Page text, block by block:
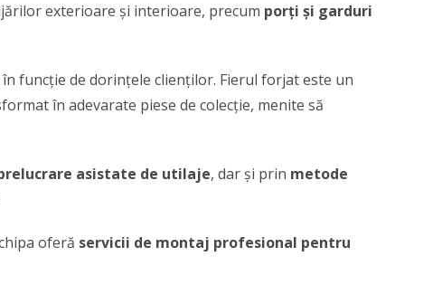
exterioare şi interioare, precum porți și garduri
funcție de dorințele clienților. Fierul forjat este un
în adevarate piese de colecţie, menite să
asistate de utilaje, dar și prin metode
oferă servicii de montaj profesional pentru